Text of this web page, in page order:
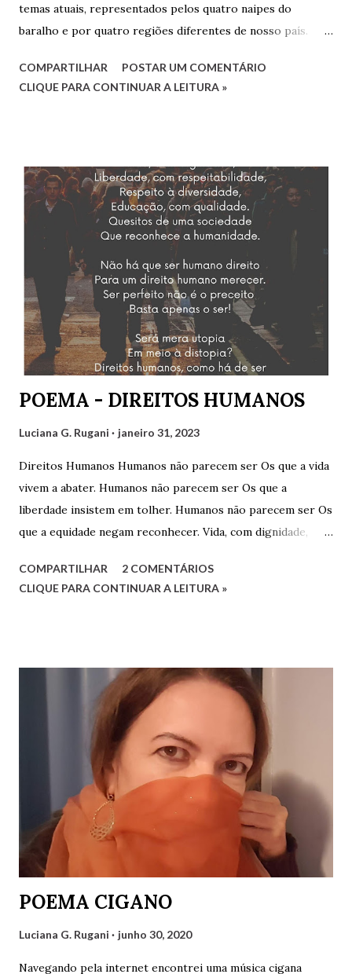
temas atuais, representados pelos quatro naipes do
baralho e por quatro regiões diferentes de nosso país.
demais e também por convidados presentes. Os
debatedores desta edição foram eu, Luciana, representando
Catarina, em razão de um compromisso de última hora, não
pôde participar. Mas contamos também com as convidadas
Mirtzi Lima Ribeiro e Valéria Kataki e com os convidados
Hairon Herbert, Julimar Silva, Ricardo Vianna Hoffmann e
Tarciso Martins. Agradeço a Gilvaldo Quinzeiro pelo
convite e pela oportunidade de participar de um encontro
tão engrandecedor, oportunidade que temos para aprender
muito sobre variados assuntos. Cliquem abaixo para
assistir: Luciana G. Rugani
COMPARTILHAR
POSTAR UM COMENTÁRIO
CLIQUE PARA CONTINUAR A LEITURA »
POEMA - DIREITOS HUMANOS
Luciana G. Rugani janeiro 31, 2023
Direitos Humanos Humanos não parecem ser Os que a vida
vivem a abater. Humanos não parecem ser Os que a
liberdade insistem em tolher. Humanos não parecem ser Os
que a equidade negam reconhecer. Vida, com dignidade,
Educação, com qualidade. Quesitos de uma sociedade Que
reconhece a humanidade. Não há que ser humano direito
desumano que humano ser? Luciana G. Rugani 2/9/2022
COMPARTILHAR
2 COMENTÁRIOS
CLIQUE PARA CONTINUAR A LEITURA »
POEMA CIGANO
Luciana G. Rugani junho 30, 2020
Navegando pela internet encontrei uma música cigana